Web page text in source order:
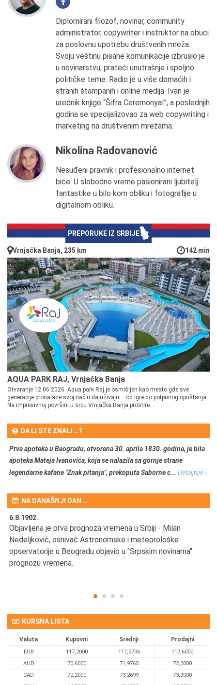
Diplomirani filozof, novinar, community
administrator, copywriter i instruktor na obuci
za poslovnu upotrebu društvenih mreža.
Svoju veštinu pisane komunikacije izbrusio je
u novinarstvu, prateći unutrašnje i spoljno
političke teme. Radio je u više domaćih i
stranih štampanih i online medija. Ivan je
urednik knjige “Šifra Ceremonyal”, a poslednjih
godina se specijalizovao za web copywriting i
marketing na društvenim mrežama.
Nikolina Radovanović
Nesuđeni pravnik i profesionalno internet
biće. U slobodno vreme pasionirani ljubitelj
fantastike u bilo kom obliku i fotografije u
digitalnom obliku.
PREPORUKE IZ SRBIJE
Vrnjačka Banja, 235 km 142 min
AQUA PARK RAJ, Vrnjačka Banja
Otvaranje 12.06.2026. Aqua park Raj je osmišljen kao mesto gde sve
generacije pronalaze svoj način da uživaju – od igre do potpunog opuštanja.
Na impresivnoj površini u srcu Vrnjačka Banja prostire...
DA LI STE ZNALI …?
Prva apoteka u Beogradu, otvorena 30. aprila 1830. godine, je bila
apoteka Mateja Ivanovića, koja se nalazila sa gornje strane
legendarne kafane "Znak pitanja", prekoputa Saborne c... Detaljnije ›
NA DANAŠNJI DAN …
6.8.1902.
Objavljena je prva prognoza vremena u Srbiji - Milan
Nedeljković, osnivač Astronomske i meteorološke
opservatorije u Beogradu objavio u "Srpskim novinama"
prognozu vremena.
KURSNA LISTA
Valuta Kupovni Srednji Prodajni
EUR 117,2000 117,3736
117,6000
AUD
70,6000 71,9765
72,3000
CAD
72,2000 73,2699
73,3000